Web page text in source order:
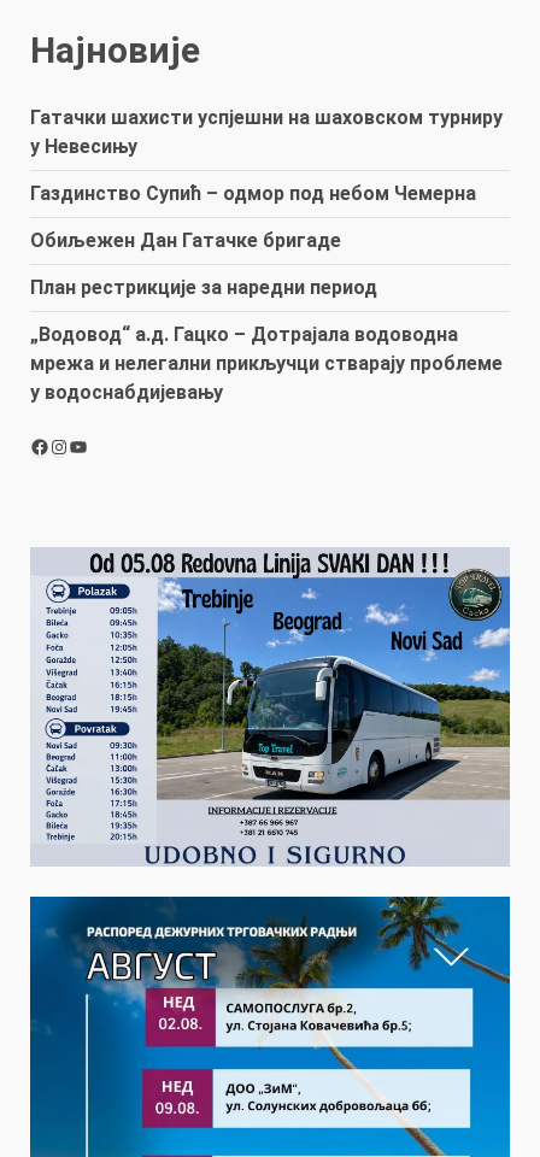
Најновије
Гатачки шахисти успјешни на шаховском турниру
у Невесињу
Газдинство Супић – одмор под небом Чемерна
Обиљежен Дан Гатачке бригаде
План рестрикције за наредни период
„Водовод“ а.д. Гацко – Дотрајала водоводна
мрежа и нелегални прикључци стварају проблеме
у водоснабдијевању
Facebook
Instagram
YouTube